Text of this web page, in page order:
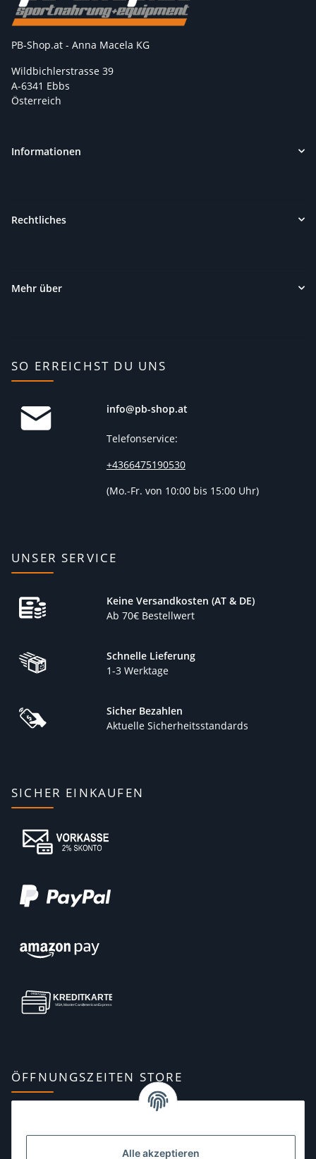
Alle akzeptieren
PB-Shop.at - Anna Macela KG
Wildbichlerstrasse 39
A-6341 Ebbs
Österreich
Informationen
Rechtliches
Mehr über
SO ERREICHST DU UNS
info@pb-shop.at
Telefonservice:
+4366475190530
(Mo.-Fr. von 10:00 bis 15:00 Uhr)
UNSER SERVICE
Keine Versandkosten (AT & DE)
Ab 70€ Bestellwert
Schnelle Lieferung
1-3 Werktage
Sicher Bezahlen
Aktuelle Sicherheitsstandards
SICHER EINKAUFEN
ÖFFNUNGSZEITEN STORE
10:00–13:00, 14:00–18:00 Uhr
Dienstag:10:00–13:00, 14:00–16:00 Uhr